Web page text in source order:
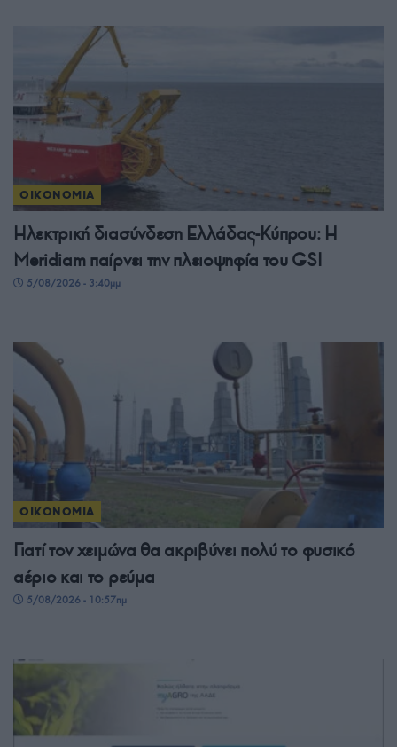
ΟΙΚΟΝΟΜΙΑ
Ηλεκτρική διασύνδεση Ελλάδας-Κύπρου: Η
Meridiam παίρνει την πλειοψηφία του GSI
5/08/2026 - 3:40μμ
ΟΙΚΟΝΟΜΙΑ
Γιατί τον χειμώνα θα ακριβύνει πολύ το φυσικό
αέριο και το ρεύμα
5/08/2026 - 10:57πμ